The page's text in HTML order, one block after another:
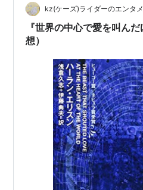
北緯38度54分、西経77度0分
kz(ケーズ)ライダーのエンタ
『世界の中心で愛を叫ん
想）